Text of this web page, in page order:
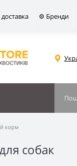
⚙️ Бренди
корм
собак